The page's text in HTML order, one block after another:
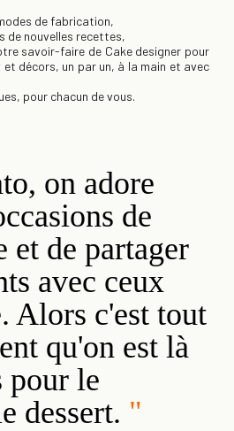
de fabrication,
de nouvelles recettes,
savoir-faire de Cake designer pour
décors, un par un, à la main et avec
pour chacun de vous.
on adore
de
et de partager
avec ceux
Alors c'est tout
qu'on est là
pour le
dessert. "